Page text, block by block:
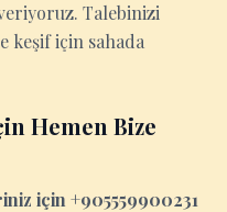
Talebinizi
keşif için sahada
Hemen Bize
için +905559900231